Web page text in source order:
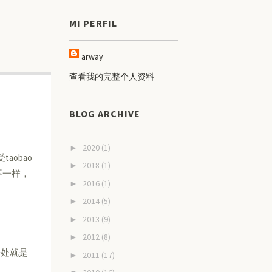
taobao
样，
就是
MI PERFIL
arway
查看我的完整个人资料
BLOG ARCHIVE
► 2020 (1)
► 2018 (1)
► 2016 (1)
► 2014 (5)
► 2013 (9)
► 2012 (8)
► 2011 (17)